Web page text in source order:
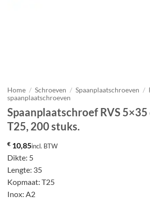
Home / Schroeven / Spaanplaatschroeven /
spaanplaatschroeven
Spaanplaatschroef RVS
T25, 200 stuks.
€ 10,85incl. BTW
Dikte: 5
Lengte: 35
Kopmaat: T25
Inox: A2